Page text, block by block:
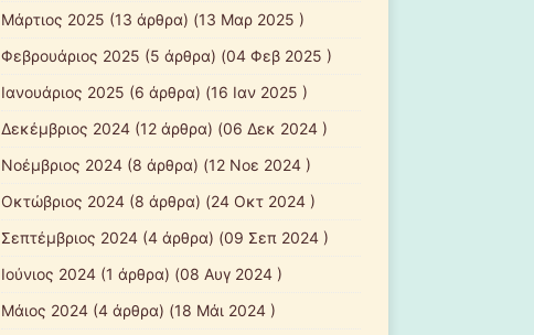
Μάρτιος 2025 (13 άρθρα) (13 Μαρ 2025 )
Φεβρουάριος 2025 (5 άρθρα) (04 Φεβ 2025 )
Ιανουάριος 2025 (6 άρθρα) (16 Ιαν 2025 )
Δεκέμβριος 2024(12 άρθρα) (06 Δεκ 2024 )
Νοέμβριος 2024(8 άρθρα) (12 Νοε 2024 )
Οκτώβριος 2024(8 άρθρα) (24 Οκτ 2024 )
Σεπτέμβριος 2024(4 άρθρα) (09 Σεπ 2024 )
Ιούνιος 2024(1 άρθρα) (08 Αυγ 2024 )
Μάιος 2024(4 άρθρα) (18 Μάι 2024 )